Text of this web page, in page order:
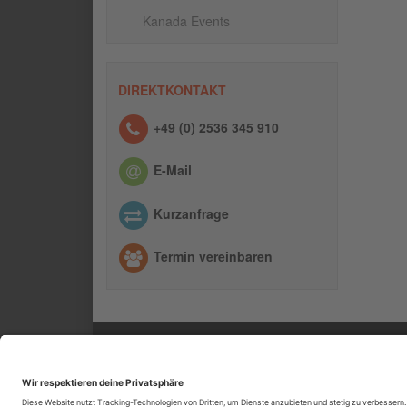
Kanada Events
DIREKTKONTAKT
+49 (0) 2536 345 910
E-Mail
Kurzanfrage
Termin vereinbaren
Kontakt
Feedback
ARGB